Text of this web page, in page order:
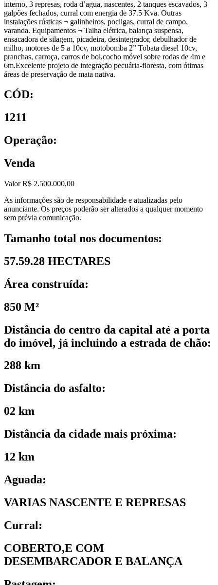
interno, 3 represas, roda d’agua, nascentes, 2 tanques escavados, 3
galpões fechados, curral com energia de 37.5 Kva. Outras
instalações rústicas ¬ galinheiros, pocilgas, curral de campo,
varanda. Equipamentos ¬ Talha elétrica, balança suspensa,
ensacadora de silagem, picadeira, desintegrador, debulhador de
milho, motores de 5 a 10cv, motobomba 2” Tobata diesel 10cv,
pranchas, carroça, carros de boi,cocho móvel sobre rodas de 4m e
6m.Excelente projeto de integração pecuária-floresta, com ótimas
áreas de preservação de mata nativa.
CÓD:
1211
Operação:
Venda
Valor R$ 2.500.000,00
As informações são de responsabilidade e atualizadas pelo
anunciante. Os preços poderão ser alterados a qualquer momento
sem prévia comunicação.
Tamanho total nos documentos:
57.59.28 HECTARES
Área construída:
850 M²
Distância do centro da capital até a porta
do imóvel, já incluindo a estrada de chão:
288 km
Distância do asfalto:
02 km
Distância da cidade mais próxima:
12 km
Aguada:
VARIAS NASCENTE E REPRESAS
Curral:
COBERTO,E COM
DESEMBARCADOR E BALANÇA